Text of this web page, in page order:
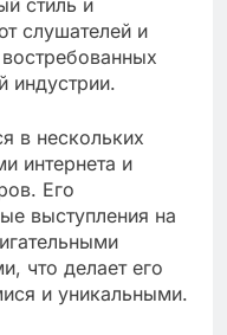
стиль и
слушателей и
индустрии.
в нескольких
интернета и
Его
выступления на
что делает его
и уникальными.